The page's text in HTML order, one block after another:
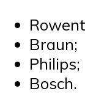
Braun;
Philips;
Bosch.